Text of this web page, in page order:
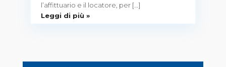
l’affittuario e il locatore, per […]
Leggi di più »